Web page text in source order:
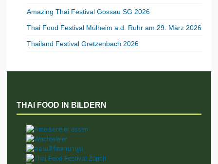
Amazing Thai Festival Gossau SG 2026
Thai Food Festival Mülheim a.d. Ruhr am 29. März 2026
Thailand Festival Gretzenbach 2026
THAI FOOD IN BILDERN